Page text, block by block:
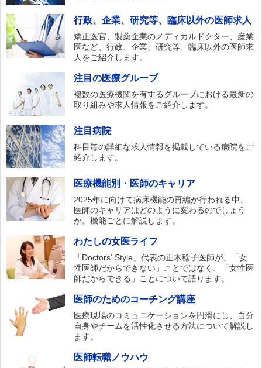
行政、企業、研究等、臨床以外の医師求人
矯正医官、製薬企業のメディカルドクター、産業
医など、行政、企業、研究等、臨床以外の医師求
人をご紹介します。
注目の医療グループ
複数の医療機関を有するグループにおける最新の
取り組みや求人情報をご紹介します。
注目病院
科目毎の詳細な求人情報を掲載している病院をご
紹介します。
医療機能別・医師のキャリア
2025年に向けて病床機能の再編が行われる中、
医師のキャリアはどのように変わるのでしょう
か。機能ごとに解説します。
わたしの女医ライフ
「Doctors‘ Style」代表の正木稔子医師が、「女
性医師だからできない」ことではなく、「女性医
師だからできる」ことについて語ります。
医師のためのコーチング講座
医療現場のコミュニケーションを円滑にし、自分
自身やチームを活性化させる方法について解説し
ます。
医師転職ノウハウ